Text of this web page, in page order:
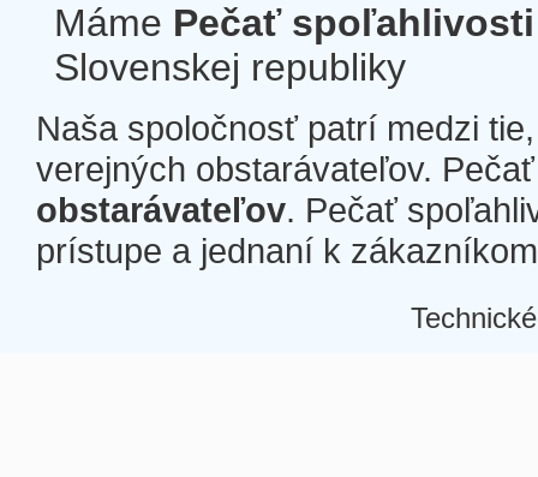
Máme Pečať spoľahlivosti
Slovenskej republiky
Naša spoločnosť patrí medzi
verejných obstarávateľov.
obstarávateľov. Pečať
prístupe a jednaní k